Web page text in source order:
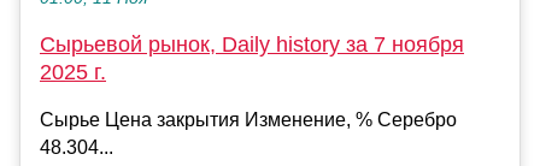
Сырьевой рынок, Daily history за 7 ноября
2025 г.
Сырье Цена закрытия Изменение, % Серебро
48.304...